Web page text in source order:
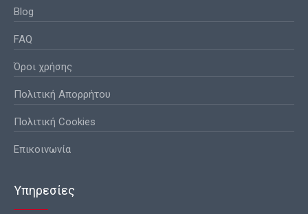
Blog
FAQ
Όροι χρήσης
Πολιτική Απορρήτου
Πολιτική Cookies
Επικοινωνία
Υπηρεσίες